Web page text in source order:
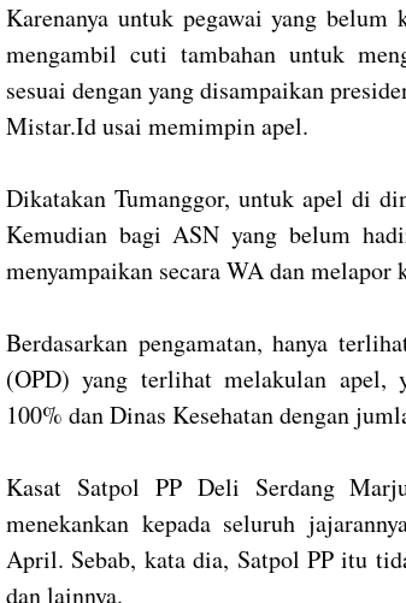
Karenanya untuk pegawai yang
mengambil cuti tambahan untuk
sesuai dengan yang disampaikan
Mistar.Id usai memimpin apel.
Dikatakan Tumanggor, untuk apel di
Kemudian bagi ASN yang belum
menyampaikan secara WA dan
Berdasarkan pengamatan, hanya
(OPD) yang terlihat melakulan apel,
100% dan Dinas Kesehatan dengan
Kasat Satpol PP Deli Serdang
menekankan kepada seluruh
April. Sebab, kata dia, Satpol PP itu
dan lainnya.